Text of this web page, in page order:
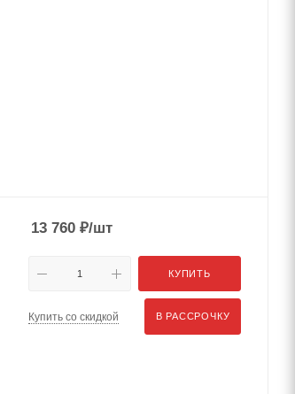
13 760 ₽/шт
КУПИТЬ
Купить со скидкой В РАССРОЧКУ